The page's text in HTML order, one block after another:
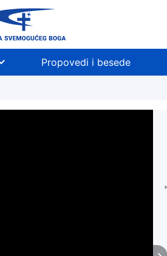
Propovedi i besede